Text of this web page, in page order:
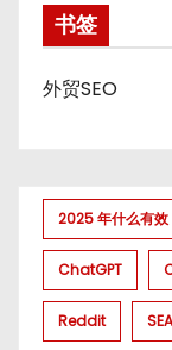
书签
外贸SEO
2025 年什么有效
ChatGPT
Reddit SEA